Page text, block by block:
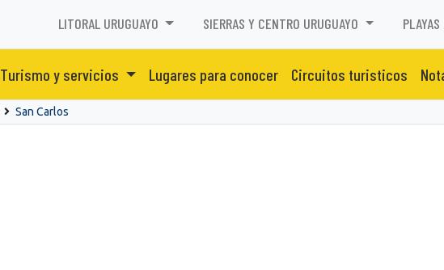
LITORAL URUGUAYO SIERRAS Y CENTRO URUGUAYO
Turismo y servicios Lugares para conocer Circuitos turisticos
San Carlos